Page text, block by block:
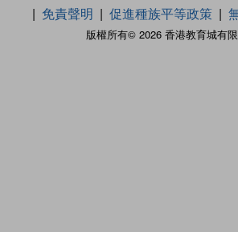
版權所有© 2026 香港教育城有
免責聲明
促進種族平等政策